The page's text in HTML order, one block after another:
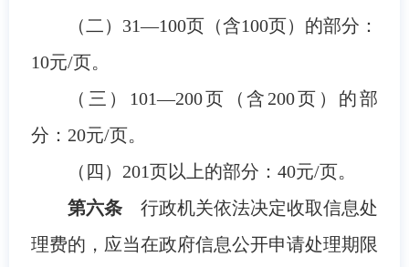
（二）31—100页（含100页）的部分：
10元/页。
（三）101—200页（含200页）的部
分：20元/页。
（四）201页以上的部分：40元/页。
第六条行政机关依法决定收取信息处
理费的，应当在政府信息公开申请处理期限